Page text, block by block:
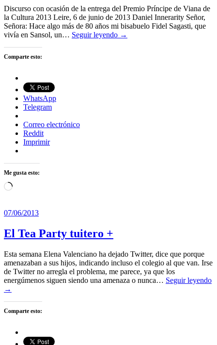
Discurso con ocasión de la entrega del Premio Príncipe de Viana de
la Cultura 2013 Leire, 6 de junio de 2013 Daniel Innerarity Señor,
Señora: Hace algo más de 80 años mi bisabuelo Fidel Sagasti, que
vivía en Sansol, un… Seguir leyendo →
Comparte esto:
WhatsApp
Telegram
Correo electrónico
Reddit
Imprimir
Me gusta esto:
Cargando...
07/06/2013
El Tea Party tuitero +
Esta semana Elena Valenciano ha dejado Twitter, dice que porque
amenazaban a sus hijos, indicando incluso el colegio al que van. Irse
de Twitter no arregla el problema, me parece, ya que los
energúmenos siguen siendo una amenaza o nunca… Seguir leyendo
→
Comparte esto: